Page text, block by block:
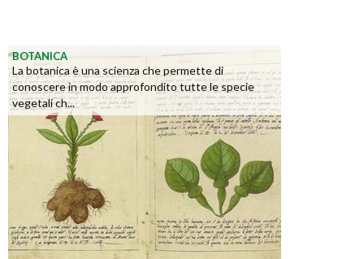
BOTANICA
La botanica è una scienza che permette di
conoscere in modo approfondito tutte le specie
vegetali ch...